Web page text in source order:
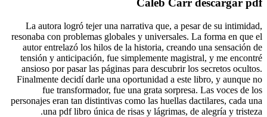
La
resonaba
autor
tensión
ansioso